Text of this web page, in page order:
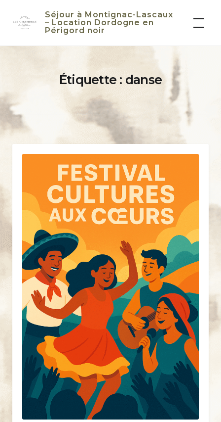
Séjour à Montignac-Lascaux
– Location Dordogne en
Périgord noir
Étiquette : danse